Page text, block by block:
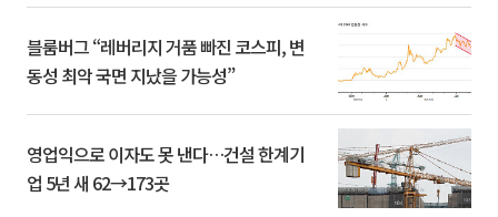
블룸버그 “레버리지 거품 빠진 코스피, 변
동성 최악 국면 지났을 가능성”
영업익으로 이자도 못 낸다…건설 한계기
업 5년 새 62→173곳